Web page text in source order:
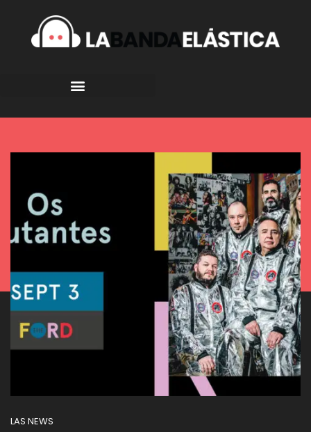
LAS NEWS